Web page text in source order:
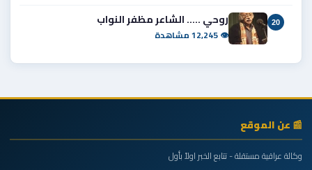
20 روحي ..... الشاعر مظفر النواب
👁 12,245 مشاهدة
📰 عن الموقع
وكالة عراقية مستقلة - تتابع الخبر اولاً بأول